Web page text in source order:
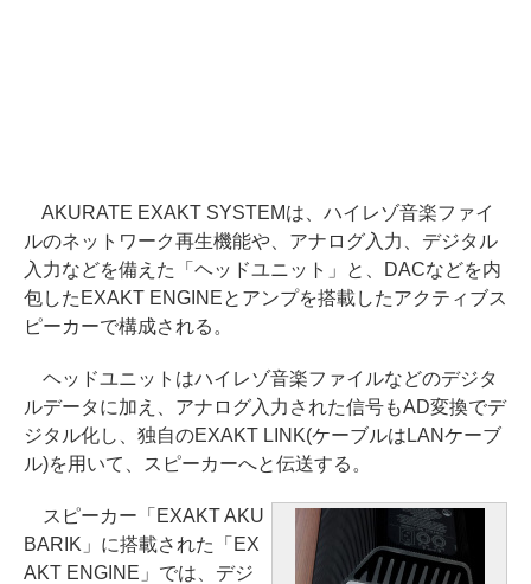
AKURATE EXAKT SYSTEMは、ハイレゾ音楽ファイ
ルのネットワーク再生機能や、アナログ入力、デジタル
入力などを備えた「ヘッドユニット」と、DACなどを内
包したEXAKT ENGINEとアンプを搭載したアクティブス
ピーカーで構成される。
ヘッドユニットはハイレゾ音楽ファイルなどのデジタ
ルデータに加え、アナログ入力された信号もAD変換でデ
ジタル化し、独自のEXAKT LINK(ケーブルはLANケーブ
ル)を用いて、スピーカーへと伝送する。
スピーカー「EXAKT AKU
BARIK」に搭載された「EX
AKT ENGINE」では、デジ